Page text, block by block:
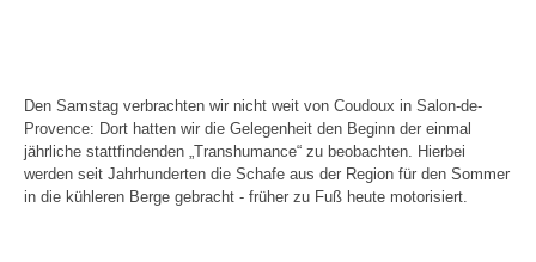
Den Samstag verbrachten wir nicht weit von Coudoux in Salon-de-
Provence: Dort hatten wir die Gelegenheit den Beginn der einmal
jährliche stattfindenden „Transhumance“ zu beobachten. Hierbei
werden seit Jahrhunderten die Schafe aus der Region für den Sommer
in die kühleren Berge gebracht - früher zu Fuß heute motorisiert.